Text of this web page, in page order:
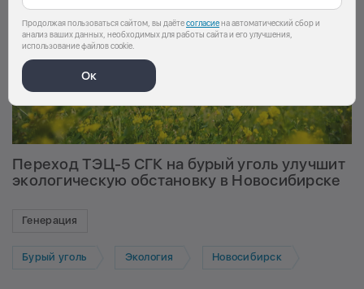
Продолжая пользоваться сайтом, вы даётесогласиена автоматический сбор и
анализ ваших данных, необходимых для работы сайта и его улучшения,
использование файлов cookie.
Ок
Переход ТЭЦ-5 СГК на бурый уголь улучшит
экологическую обстановку в Новосибирске
Генерация
Бурый уголь Экология Новосибирск